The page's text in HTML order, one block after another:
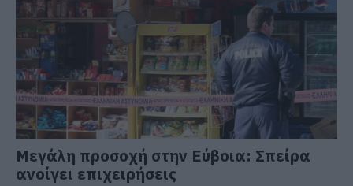
Μεγάλη προσοχή στην Εύβοια: Σπείρα
ανοίγει επιχειρήσεις